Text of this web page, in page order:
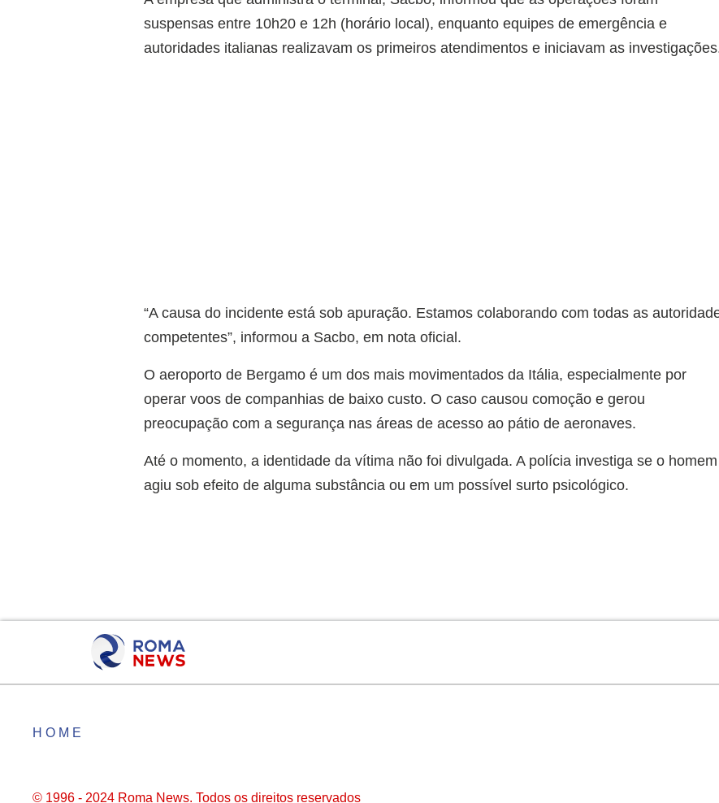
suspensas entre 10h20 e 12h (horário local), enquanto equipes de emergência e
autoridades italianas realizavam os primeiros atendimentos e iniciavam as
“A causa do incidente está sob apuração. Estamos colaborando com todas as
competentes”, informou a Sacbo, em nota oficial.
O aeroporto de Bergamo é um dos mais movimentados da Itália, especialmente por
operar voos de companhias de baixo custo. O caso causou comoção e gerou
preocupação com a segurança nas áreas de acesso ao pátio de aeronaves.
Até o momento, a identidade da vítima não foi divulgada. A polícia investiga se o homem
agiu sob efeito de alguma substância ou em um possível surto psicológico.
HOME
© 1996 - 2024 Roma News. Todos os direitos reservados